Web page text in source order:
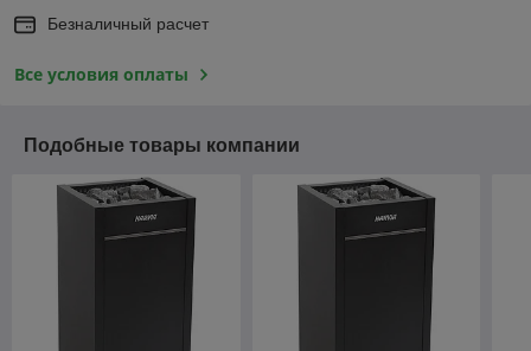
Безналичный расчет
Все условия оплаты
Подобные товары компании